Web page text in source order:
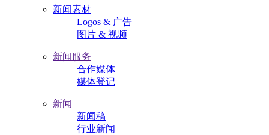
新闻素材
Logos & 广告
图片 & 视频
新闻服务
合作媒体
媒体登记
新闻
新闻稿
行业新闻